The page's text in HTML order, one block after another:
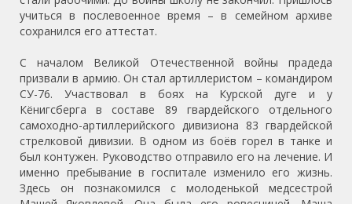
учиться в послевоенное время – в семейном архиве
сохранился его аттестат.
С началом Великой Отечественной войны прадеда
призвали в армию. Он стал артиллеристом – командиром
СУ-76. Участвовал в боях на Курской дуге и у
Кёнигсберга в составе 89 гвардейского отдельного
самоходно-артиллерийского дивизиона 83 гвардейской
стрелковой дивизии. В одном из боёв горел в танке и
был контужен. Руководство отправило его на лечение. И
именно пребывание в госпитале изменило его жизнь.
Здесь он познакомился с молоденькой медсестрой